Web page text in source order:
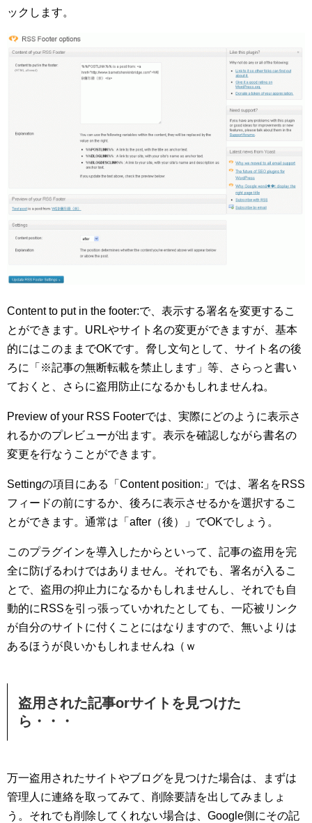
ックします。
Content to put in the footer:で、表示する署名を変更するこ
とができます。URLやサイト名の変更ができますが、基本
的にはこのままでOKです。脅し文句として、サイト名の後
ろに「※記事の無断転載を禁止します」等、さらっと書い
ておくと、さらに盗用防止になるかもしれませんね。
Preview of your RSS Footerでは、実際にどのように表示さ
れるかのプレビューが出ます。表示を確認しながら書名の
変更を行なうことができます。
Settingの項目にある「Content position:」では、署名をRSS
フィードの前にするか、後ろに表示させるかを選択するこ
とができます。通常は「after（後）」でOKでしょう。
このプラグインを導入したからといって、記事の盗用を完
全に防げるわけではありません。それでも、署名が入るこ
とで、盗用の抑止力になるかもしれませんし、それでも自
動的にRSSを引っ張っていかれたとしても、一応被リンク
が自分のサイトに付くことにはなりますので、無いよりは
あるほうが良いかもしれませんね（ｗ
盗用された記事orサイトを見つけた
ら・・・
万一盗用されたサイトやブログを見つけた場合は、まずは
管理人に連絡を取ってみて、削除要請を出してみましょ
う。それでも削除してくれない場合は、Google側にその記